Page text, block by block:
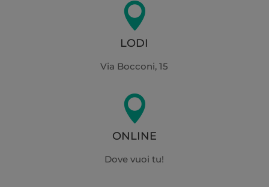

LODI
Via Bocconi, 15

ONLINE
Dove vuoi tu!